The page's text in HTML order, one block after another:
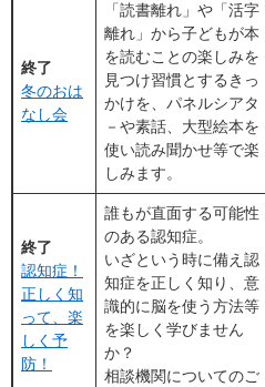
終了
冬のおは
なし会
「読書離れ」や「活字
離れ」から子どもが本
を読むことの楽しみを
見つけ習慣とするきっ
かけを、パネルシアタ
－や素話、大型絵本を
使い読み聞かせ等で楽
しみます。
終了
認知症！
正しく知
って、楽
しく予
防！
誰もが直面する可能性
のある認知症。
いざという時に備え認
知症を正しく知り、意
識的に脳を使う方法等
を楽しく学びません
か？
相談機関についてのご